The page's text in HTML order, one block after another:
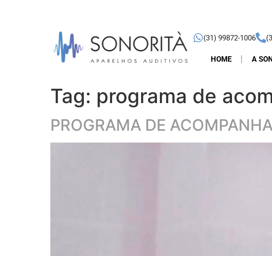
(31) 99872-1006
HOME A
Tag: programa de
PROGRAMA DE